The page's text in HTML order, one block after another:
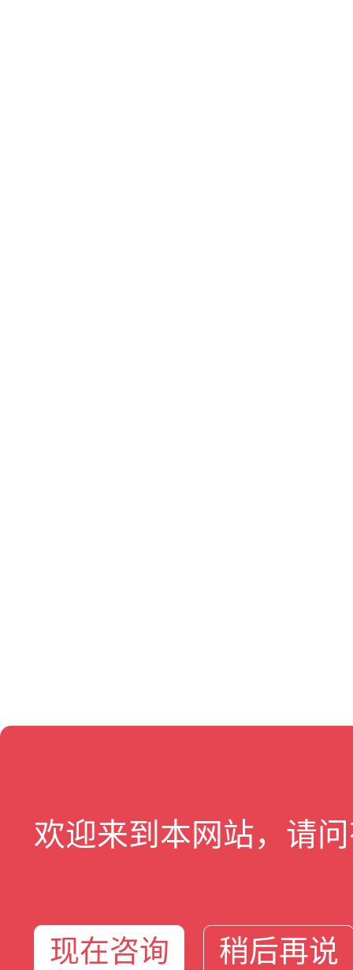
欢迎来到本网站，请
现在咨询 稍后再说